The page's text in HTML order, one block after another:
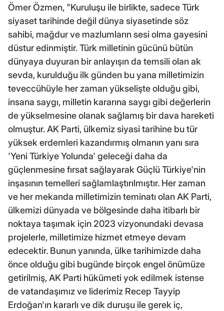
Ömer Özmen, "Kuruluşu ile birlikte, sadece Türk
siyaset tarihinde değil dünya siyasetinde söz
sahibi, mağdur ve mazlumların sesi olma gayesini
düstur edinmiştir. Türk milletinin gücünü bütün
dünyaya duyuran bir anlayışın da temsili olan ak
sevda, kurulduğu ilk günden bu yana milletimizin
teveccühüyle her zaman yükselişte olduğu gibi,
insana saygı, milletin kararına saygı gibi değerlerin
de yükselmesine olanak sağlamış bir dava hareketi
olmuştur. AK Parti, ülkemiz siyasi tarihine bu tür
yüksek erdemleri kazandırmış olmanın yanı sıra
'Yeni Türkiye Yolunda' geleceği daha da
güçlenmesine fırsat sağlayarak Güçlü Türkiye'nin
inşasının temelleri sağlamlaştırılmıştır. Her zaman
ve her mekanda milletimizin teminatı olan AK Parti,
ülkemizi dünyada ve bölgesinde daha itibarlı bir
noktaya taşımak için 2023 vizyonundaki devasa
projelerle, milletimize hizmet etmeye devam
edecektir. Bunun yanında, ülke tarihimizde daha
önce olduğu gibi bugünde birçok engel önümüze
getirilmiş, AK Parti hükümeti yok edilmek istense
de vatandaşımız ve liderimiz Recep Tayyip
Erdoğan'ın kararlı ve dik duruşu ile gerek iç,